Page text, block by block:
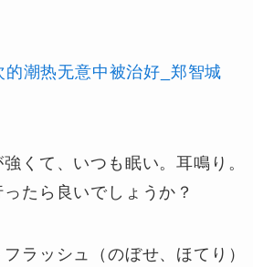
潮热无意中被治好_郑智城
くて、いつも眠い。耳鳴り。
たら良いでしょうか？
ラッシュ（のぼせ、ほてり）